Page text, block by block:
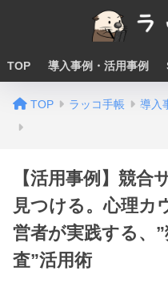
TOP 導入事例・活用事例
TOP ラッコ手帳 導入
【活用事例】競合
見つける。心理カ
営者が実践する、
査”活用術